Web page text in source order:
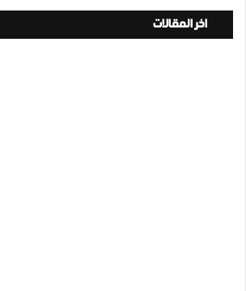
اخر المقالات